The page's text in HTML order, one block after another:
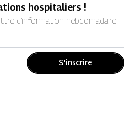
hospitaliers !
d’information hebdomadaire.
S'inscrire